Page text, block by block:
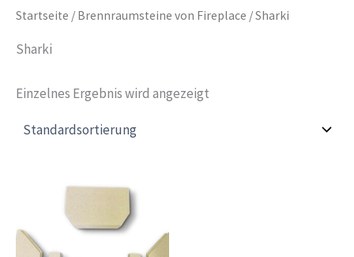
Startseite / Brennraumsteine von Fireplace / Sharki
Sharki
Einzelnes Ergebnis wird angezeigt